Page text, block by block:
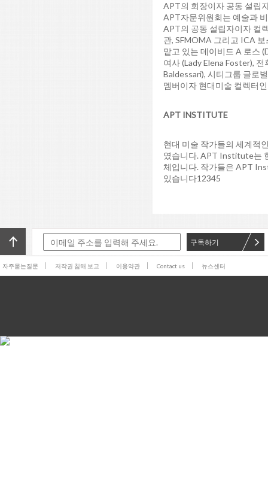
APT의 회장이자 공동 설립
APT자문위원회는 예술과
APT의 공동 설립자이자 컬
관, SFMOMA 그리고 ICA
맡고 있는 데이비드 A 로스
여사 (Lady Elena Foster),
Baldessari), 시티그룹 글로
멤버이자 현대미술 컬렉터
APT INSTITUTE
현대 미술 작가들의 세계적
였습니다. APT Institute는
체입니다. 작가들은 APT
있습니다12345
구독하기
자주묻는질문 저작권 침해 보고 이용약관 Contact us 뉴스센터